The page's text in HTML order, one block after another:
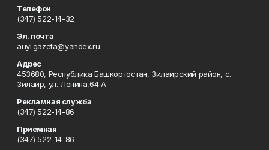
Телефон
(347) 522-14-32
Эл. почта
auyl.gazeta@yandex.ru
Адрес
453680, Республика Башкортостан, Зилаирский район, с.
Зилаир, ул. Ленина,64 А
Рекламная служба
(347) 522-14-86
Приемная
(347) 522-14-86